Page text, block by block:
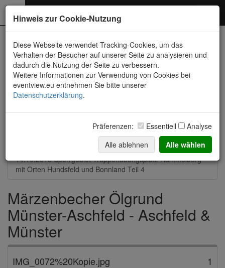
Hinweis zur Cookie-Nutzung
Diese Webseite verwendet Tracking-Cookies, um das
Verhalten der Besucher auf unserer Seite zu analysieren und
dadurch die Nutzung der Seite zu verbessern.
Weitere Informationen zur Verwendung von Cookies bei
eventview.eu entnehmen Sie bitte unserer
Datenschutzerklärung.
Präferenzen: Essentiell
Analyse
Alle ablehnen
Alle wählen
Photography
Neueste Fotos
14.08.2021 Strohballen-Feld zwischen Münster und Aschfeld
21.03.2021 Märzenbecher Ölgrund Münster-Aschfeld
13.10.2019 Bonnland im Sperrgebiet und
14.10.2018 Sperrgebiet Truppenübungsplatz Hammelburg
mit Orten Hundsfeld und Bonnland Teil 4
Märzenbecher Ölgrund
Münster-Aschfeld - Aschfeld &
Münster
1
IMG_0072%20Kopie.jpg